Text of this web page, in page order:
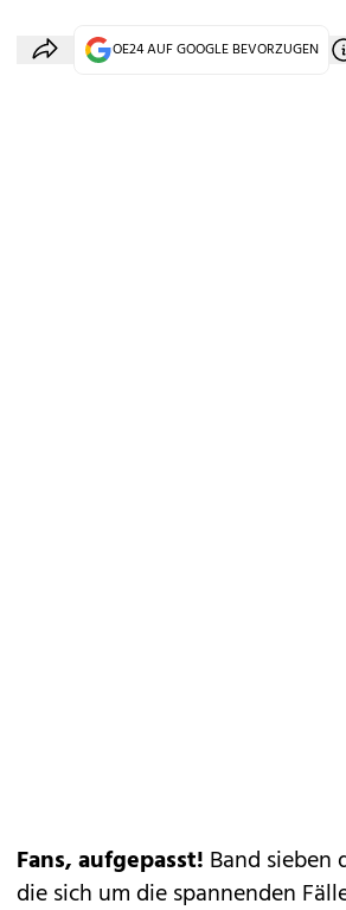
OE24 AUF GOOGLE BEVORZUGEN
Fans, aufgepasst! Band sieben
die sich um die spannenden